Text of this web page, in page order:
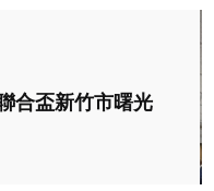
合盃新竹市曙光